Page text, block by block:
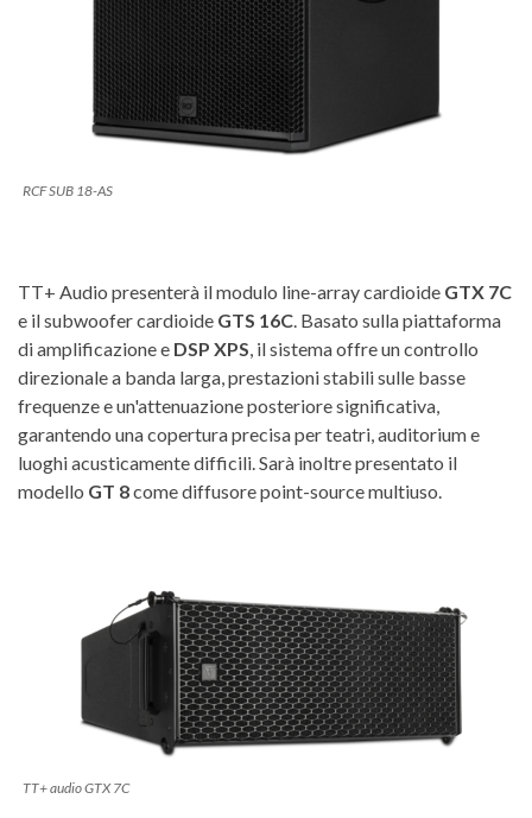
RCF SUB 18-AS
TT+ Audio presenterà il modulo line-array cardioide GTX 7C
e il subwoofer cardioide GTS 16C. Basato sulla piattaforma
di amplificazione e DSP XPS, il sistema offre un controllo
direzionale a banda larga, prestazioni stabili sulle basse
frequenze e un'attenuazione posteriore significativa,
garantendo una copertura precisa per teatri, auditorium e
luoghi acusticamente difficili. Sarà inoltre presentato il
modello GT 8come diffusore point-source multiuso.
TT+ audio GTX 7C